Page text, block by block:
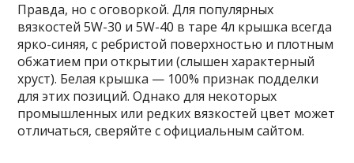
Правда, но с оговоркой. Для популярных
вязкостей 5W-30 и 5W-40 в таре 4л крышка всегда
ярко-синяя, с ребристой поверхностью и плотным
обжатием при открытии (слышен характерный
хруст). Белая крышка — 100% признак подделки
для этих позиций. Однако для некоторых
промышленных или редких вязкостей цвет может
отличаться, сверяйте с официальным сайтом.